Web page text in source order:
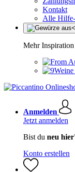
Kontakt
Alle
Mehr Inspiration
Anmelden
Jetzt anmelden
Bist du neu
Konto erstellen